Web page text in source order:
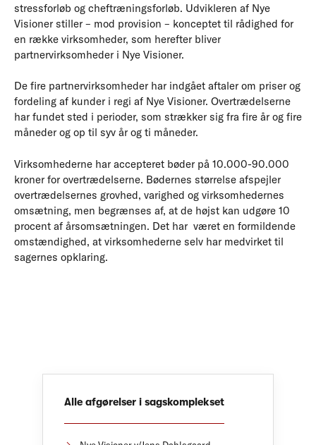
stressforløb og cheftræningsforløb. Udvikleren af Nye
Visioner stiller – mod provision – konceptet til rådighed for
en række virksomheder, som herefter bliver
partnervirksomheder i Nye Visioner.
De fire partnervirksomheder har indgået aftaler om priser og
fordeling af kunder i regi af Nye Visioner. Overtrædelserne
har fundet sted i perioder, som strækker sig fra fire år og fire
måneder og op til syv år og ti måneder.
Virksomhederne har accepteret bøder på 10.000-90.000
kroner for overtrædelserne. Bødernes størrelse afspejler
overtrædelsernes grovhed, varighed og virksomhedernes
omsætning, men begrænses af, at de højst kan udgøre 10
procent af årsomsætningen. Det har været en formildende
omstændighed, at virksomhederne selv har medvirket til
sagernes opklaring.
Alle afgørelser i sagskomplekset